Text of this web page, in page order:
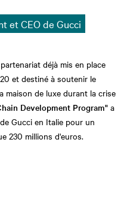
et CEO de Gucci
déjà mis en place
et destiné à soutenir le
maison de luxe durant la crise
Development Program" a
Gucci en Italie pour un
230 millions d'euros.